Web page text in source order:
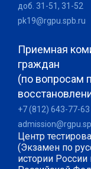
доб. 31-51, 31-52
pk19@rgpu.spb.ru
Приемная
граждан
(по вопросам
+7 (812) 643-77-63
Центр
(Экзамен по
истории России